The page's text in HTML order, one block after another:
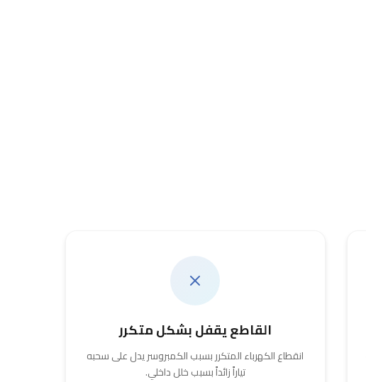
القاطع يقفل بشكل متكرر
انقطاع الكهرباء المتكرر بسبب الكمبروسر يدل على سحبه
تياراً زائداً بسبب خلل داخلي.